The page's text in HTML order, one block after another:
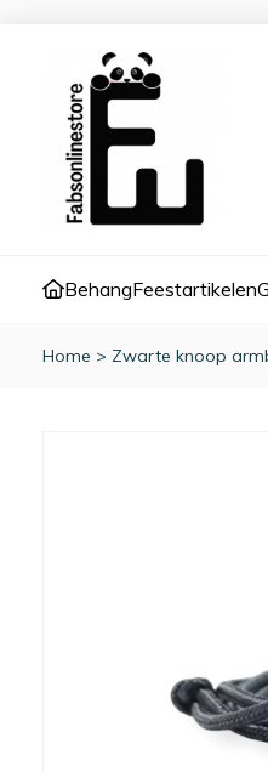
BehangFeestartikelen
Home > Zwarte knoop